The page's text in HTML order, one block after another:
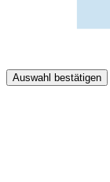
Auswahl bestätigen